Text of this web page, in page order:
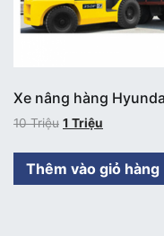
Xe nâng hàng
10Triệu 1 Triệu
Thêm vào giỏ hàng